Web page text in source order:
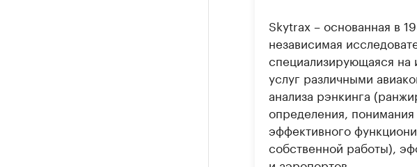
Skytrax – основанная в
независимая
специализирующаяся на
услуг различными
анализа рэнкинга
определения,
эффективного
собственной работы),